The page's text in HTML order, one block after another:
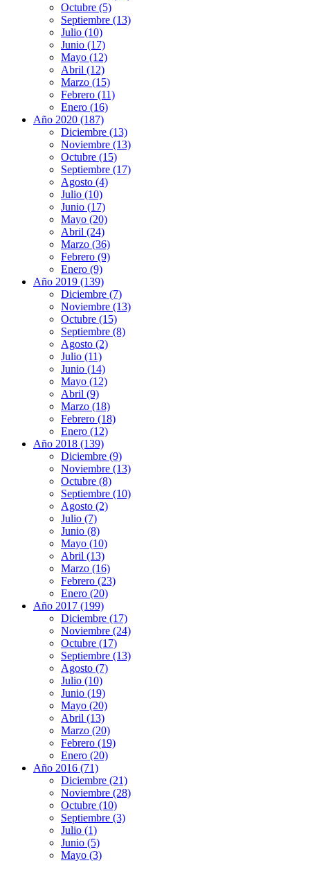
Octubre (5)
Septiembre (13)
Julio (10)
Junio (17)
Mayo (12)
Abril (12)
Marzo (15)
Febrero (11)
Enero (16)
Año 2020 (187)
Diciembre (13)
Noviembre (13)
Octubre (15)
Septiembre (17)
Agosto (4)
Julio (10)
Junio (17)
Mayo (20)
Abril (24)
Marzo (36)
Febrero (9)
Enero (9)
Año 2019 (139)
Diciembre (7)
Noviembre (13)
Octubre (15)
Septiembre (8)
Agosto (2)
Julio (11)
Junio (14)
Mayo (12)
Abril (9)
Marzo (18)
Febrero (18)
Enero (12)
Año 2018 (139)
Diciembre (9)
Noviembre (13)
Octubre (8)
Septiembre (10)
Agosto (2)
Julio (7)
Junio (8)
Mayo (10)
Abril (13)
Marzo (16)
Febrero (23)
Enero (20)
Año 2017 (199)
Diciembre (17)
Noviembre (24)
Octubre (17)
Septiembre (13)
Agosto (7)
Julio (10)
Junio (19)
Mayo (20)
Abril (13)
Marzo (20)
Febrero (19)
Enero (20)
Año 2016 (71)
Diciembre (21)
Noviembre (28)
Octubre (10)
Septiembre (3)
Julio (1)
Junio (5)
Mayo (3)